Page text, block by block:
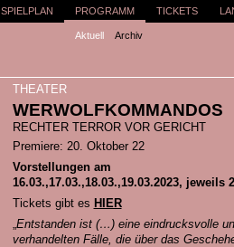
SPIELPLAN PROGRAMM
Aktuell Archiv
TICKETS
THEATER
WERWOLFKOMMANDOS
RECHTER TERROR VOR GERICHT
Premiere: 20. Oktober 22
Vorstellungen am
16.03.,17.03.,18.03.,19.03.2023, jeweils
Tickets gibt es HIER
„Entstanden ist (…) eine eindrucksvolle
verhandelten Fälle, die über das